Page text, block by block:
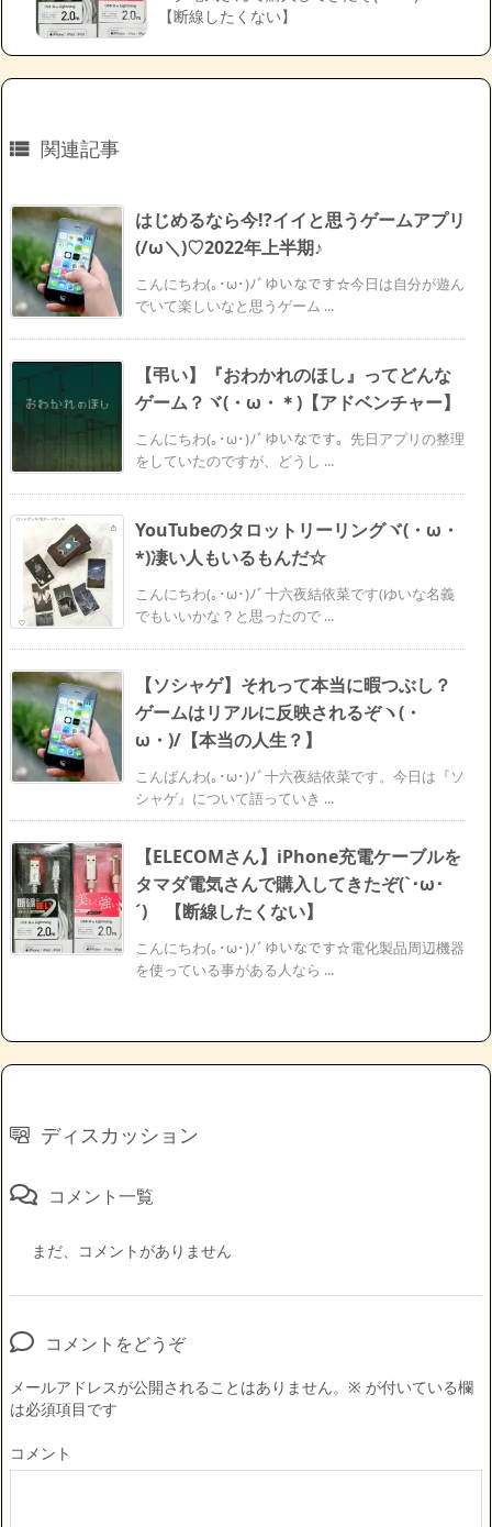
【断線したくない】
 関連記事
はじめるなら今!?イイと思うゲームアプリ
(/ω＼)♡2022年上半期♪
こんにちわ(｡･ω･)ﾉﾞゆいなです☆今日は自分が遊ん
でいて楽しいなと思うゲーム ...
【弔い】『おわかれのほし』ってどんな
ゲーム？ヾ(・ω・＊)【アドベンチャー】
こんにちわ(｡･ω･)ﾉﾞゆいなです。先日アプリの整理
をしていたのですが、どうし ...
YouTubeのタロットリーリングヾ(・ω・
*)凄い人もいるもんだ☆
こんにちわ(｡･ω･)ﾉﾞ十六夜結依菜です(ゆいな名義
でもいいかな？と思ったので ...
【ソシャゲ】それって本当に暇つぶし？
ゲームはリアルに反映されるぞヽ(・
ω・)/【本当の人生？】
こんばんわ(｡･ω･)ﾉﾞ十六夜結依菜です。今日は『ソ
シャゲ』について語っていき ...
【ELECOMさん】iPhone充電ケーブルを
タマダ電気さんで購入してきたぞ(`･ω･
´)ゞ【断線したくない】
こんにちわ(｡･ω･)ﾉﾞゆいなです☆電化製品周辺機器
を使っている事がある人なら ...
ディスカッション
コメント一覧
まだ、コメントがありません
コメントをどうぞ
メールアドレスが公開されることはありません。 ※ が付いている欄
は必須項目です
コメント